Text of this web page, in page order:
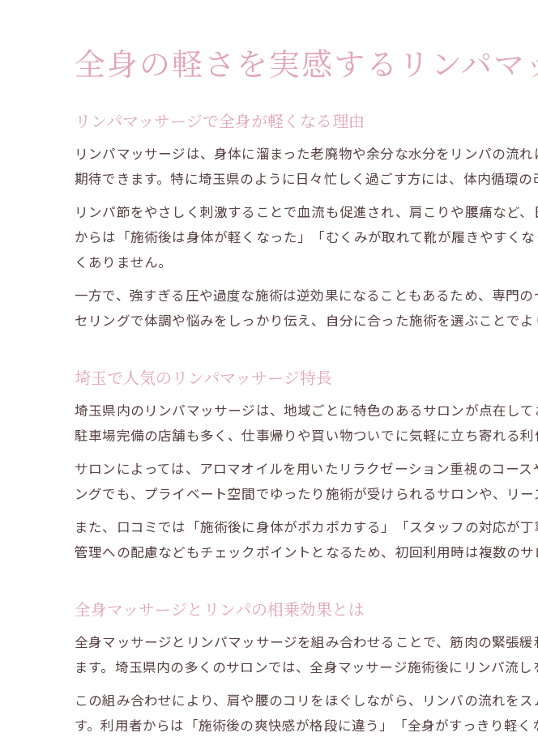
埼玉県で選ぶリラクゼー
埼玉でリラクゼーシ
安い料金で受けられ
カップルで行ける埼
疲れやむくみが気になる
むくみに効くリンパ
リンパマッサージで
埼玉の人気ケアとリ
駅近や当日予約可能
通いやすいリンパマ
忙しい方に嬉しいリ
安い料金で続けやす
全身の疲れを癒やす
口コミから見える効果的
口コミで人気の全身
満足度の高いリンパ
ユーザーが選ぶおす
リフレッシュしたい日に
全身の軽さを実感するリンパマ
リンパマッサージで全身が軽くなる理由
リンパマッサージは、身体に溜まった老廃物や余分な水分をリンパの流
期待できます。特に埼玉県のように日々忙しく過ごす方には、体内循環の
リンパ節をやさしく刺激することで血流も促進され、肩こりや腰痛など
からは「施術後は身体が軽くなった」「むくみが取れて靴が履きやすく
くありません。
一方で、強すぎる圧や過度な施術は逆効果になることもあるため、専門
セリングで体調や悩みをしっかり伝え、自分に合った施術を選ぶことでよ
埼玉で人気のリンパマッサージ特長
埼玉県内のリンパマッサージは、地域ごとに特色のあるサロンが点在し
駐車場完備の店舗も多く、仕事帰りや買い物ついでに気軽に立ち寄れる利
サロンによっては、アロマオイルを用いたリラクゼーション重視のコー
ングでも、プライベート空間でゆったり施術が受けられるサロンや、リー
また、口コミでは「施術後に身体がポカポカする」「スタッフの対応が
管理への配慮などもチェックポイントとなるため、初回利用時は複数のサ
全身マッサージとリンパの相乗効果とは
全身マッサージとリンパマッサージを組み合わせることで、筋肉の緊張
ます。埼玉県内の多くのサロンでは、全身マッサージ施術後にリンパ流し
この組み合わせにより、肩や腰のコリをほぐしながら、リンパの流れを
す。利用者からは「施術後の爽快感が格段に違う」「全身がすっきり軽く